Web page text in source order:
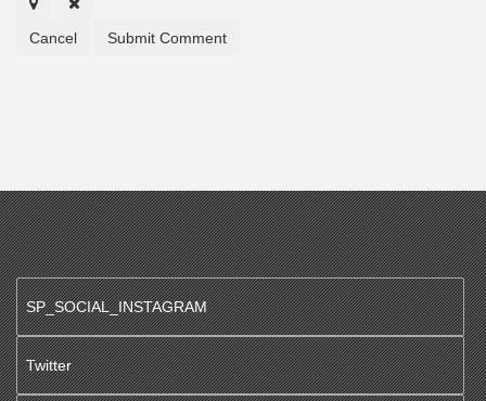
Cancel Submit Comment
SP_SOCIAL_INSTAGRAM
Twitter